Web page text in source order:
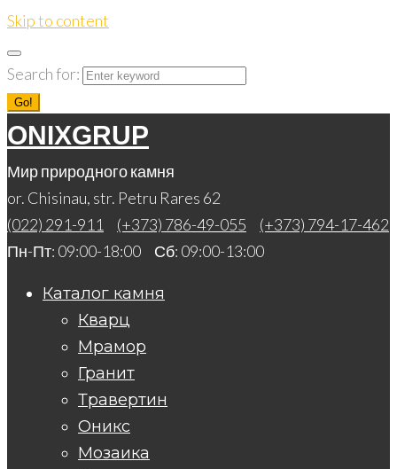
Skip to content
Search for:
Go!
ONIXGRUP
Мир природного камня
or. Chisinau, str. Petru Rares 62
(022) 291-911
(+373) 786-49-055
(+373) 794-17-462
Пн-Пт: 09:00-18:00 Сб: 09:00-13:00
Каталог камня
Кварц
Мрамор
Гранит
Травертин
Оникс
Мозаика